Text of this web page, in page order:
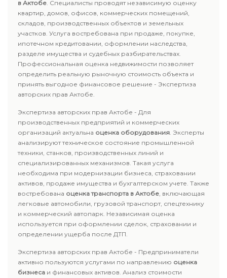
в Актобе. Специалисты проводят независимую оценку
квартир, домов, офисов, коммерческих помещений,
складов, производственных объектов и земельных
участков. Услуга востребована при продаже, покупке,
ипотечном кредитовании, оформлении наследства,
разделе имущества и судебных разбирательствах.
Профессиональная оценка недвижимости позволяет
определить реальную рыночную стоимость объекта и
принять выгодное финансовое решение - Экспертиза
авторских прав Актобе.
Экспертиза авторских прав Актобе - Для
производственных предприятий и коммерческих
организаций актуальна оценка оборудования. Эксперты
анализируют техническое состояние промышленной
техники, станков, производственных линий и
специализированных механизмов. Такая услуга
необходима при модернизации бизнеса, страховании
активов, продаже имущества и бухгалтерском учете. Также
востребована оценка транспорта в Актобе, включающая
легковые автомобили, грузовой транспорт, спецтехнику
и коммерческий автопарк. Независимая оценка
используется при оформлении сделок, страховании и
определении ущерба после ДТП.
Экспертиза авторских прав Актобе - Предприниматели
активно пользуются услугами по направлению оценка
бизнеса и финансовых активов. Анализ стоимости